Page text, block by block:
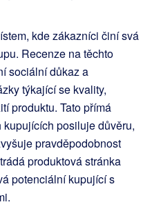
kde zákazníci činí svá
Recenze na těchto
sociální důkaz a
týkající se kvality,
produktu. Tato přímá
posiluje důvěru,
pravděpodobnost
produktová stránka
potenciální kupující s